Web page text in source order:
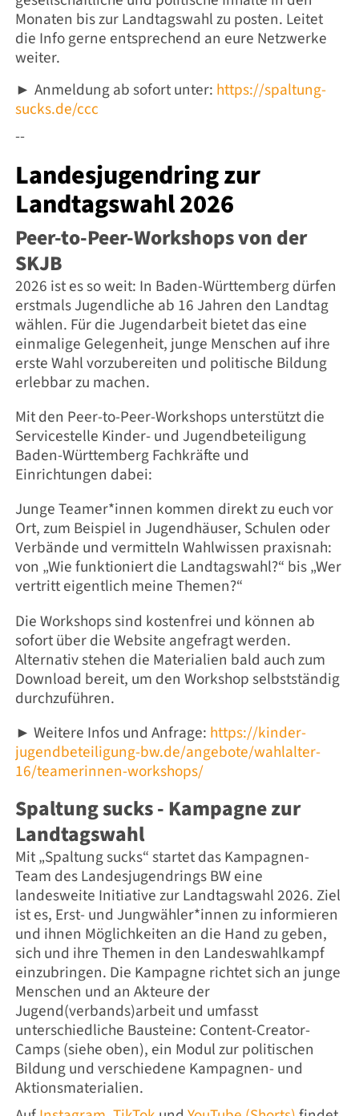
Monaten bis zur Landtagswahl zu posten. Leitet
die Info gerne entsprechend an eure Netzwerke
weiter.
► Anmeldung ab sofort unter: https://spaltung-
sucks.de/ccc
--
Landesjugendring zur
Landtagswahl 2026
Peer-to-Peer-Workshops von der
SKJB
2026 ist es so weit: In Baden-Württemberg dürfen
erstmals Jugendliche ab 16 Jahren den Landtag
wählen. Für die Jugendarbeit bietet das eine
einmalige Gelegenheit, junge Menschen auf ihre
erste Wahl vorzubereiten und politische Bildung
erlebbar zu machen.
Mit den Peer-to-Peer-Workshops unterstützt die
Servicestelle Kinder- und Jugendbeteiligung
Baden-Württemberg Fachkräfte und
Einrichtungen dabei:
Junge Teamer*innen kommen direkt zu euch vor
Ort, zum Beispiel in Jugendhäuser, Schulen oder
Verbände und vermitteln Wahlwissen praxisnah:
von „Wie funktioniert die Landtagswahl?“ bis „Wer
vertritt eigentlich meine Themen?“
Die Workshops sind kostenfrei und können ab
sofort über die Website angefragt werden.
Alternativ stehen die Materialien bald auch zum
Download bereit, um den Workshop selbstständig
durchzuführen.
► Weitere Infos und Anfrage: https://kinder-
jugendbeteiligung-bw.de/angebote/wahlalter-
16/teamerinnen-workshops/
Spaltung sucks - Kampagne zur
Landtagswahl
Mit „Spaltung sucks“ startet das Kampagnen-
Team des Landesjugendrings BW eine
landesweite Initiative zur Landtagswahl 2026. Ziel
ist es, Erst- und Jungwähler*innen zu informieren
und ihnen Möglichkeiten an die Hand zu geben,
sich und ihre Themen in den Landeswahlkampf
einzubringen. Die Kampagne richtet sich an junge
Menschen und an Akteure der
Jugend(verbands)arbeit und umfasst
unterschiedliche Bausteine: Content-Creator-
Camps (siehe oben), ein Modul zur politischen
Bildung und verschiedene Kampagnen- und
Aktionsmaterialien.